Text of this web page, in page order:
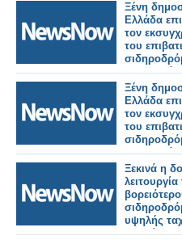
Ξένη
Ελλάδα
τον
του
ηλεκτρικά
υβριδικά
Ξένη
Ελλάδα
τον
του
ηλεκτρικά
υβριδικά
Ξεκινά η
λειτουργία
υψηλής
της Κίνας.